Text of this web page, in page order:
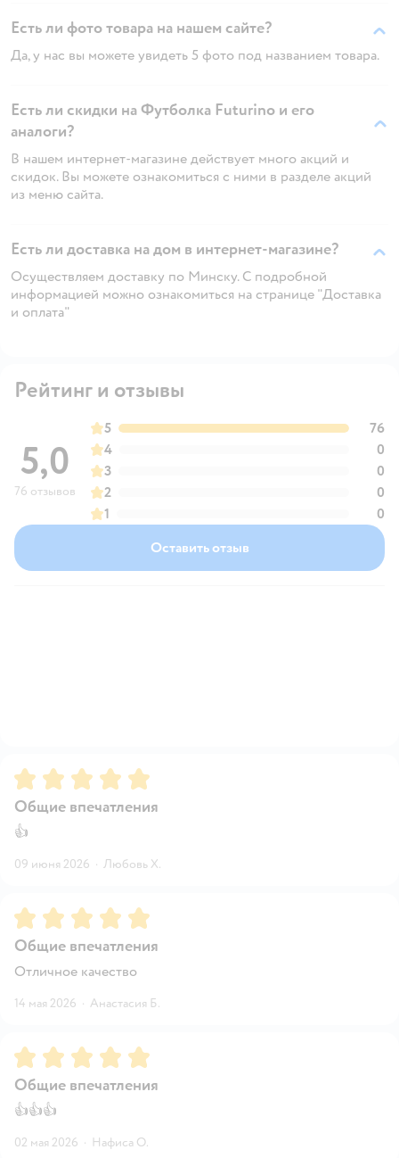
Есть ли фото товара на нашем сайте?
Да, у нас вы можете увидеть 5 фото под названием товара.
Есть ли скидки на Футболка Futurino и его
аналоги?
В нашем интернет-магазине действует много акций и
скидок. Вы можете ознакомиться с ними в разделе акций
из меню сайта.
Есть ли доставка на дом в интернет-магазине?
Осуществляем доставку по Минску. С подробной
информацией можно ознакомиться на странице "Доставка
и оплата"
Рейтинг и отзывы
5,0
76 отзывов
5
76
4
0
3
0
2
0
1
0
Оставить отзыв
Рейтинг:5
Общие впечатления
👍
09 июня 2026 · Любовь Х.
Рейтинг:5
Общие впечатления
Отличное качество
14 мая 2026 · Анастасия Б.
Рейтинг:5
Общие впечатления
👍👍👍
02 мая 2026 · Нафиса О.